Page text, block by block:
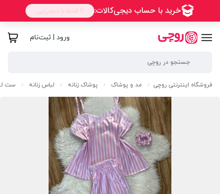
ورود | ثبت‌نام
فروشگاه اینترنتی روچی / مد و پوشاک / پوشاک زنانه / لباس زنانه / ست